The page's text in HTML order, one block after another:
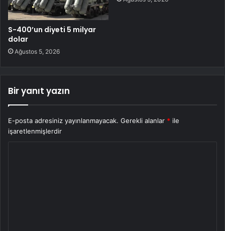
S-400’un diyeti 5 milyar
dolar
Ağustos 5, 2026
Bir yanıt yazın
E-posta adresiniz yayınlanmayacak. Gerekli alanlar * ile
işaretlenmişlerdir